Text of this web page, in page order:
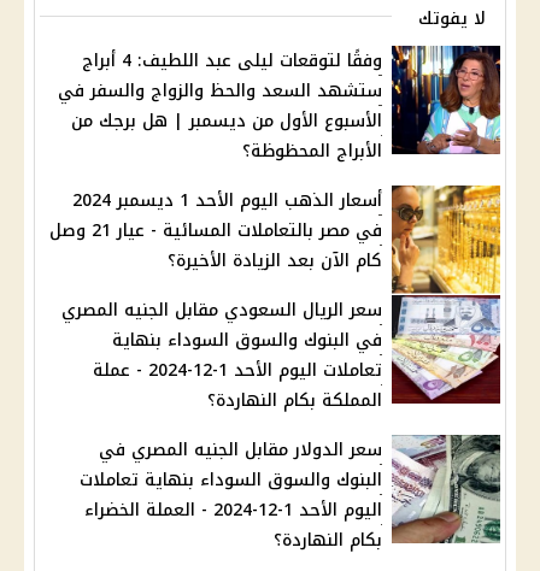
لا يفوتك
وفقًا لتوقعات ليلى عبد اللطيف: 4 أبراج
ستشهد السعد والحظ والزواج والسفر في
الأسبوع الأول من ديسمبر | هل برجك من
الأبراج المحظوظة؟
أسعار الذهب اليوم الأحد 1 ديسمبر 2024
في مصر بالتعاملات المسائية - عيار 21 وصل
كام الآن بعد الزيادة الأخيرة؟
سعر الريال السعودي مقابل الجنيه المصري
في البنوك والسوق السوداء بنهاية
تعاملات اليوم الأحد 1-12-2024 - عملة
المملكة بكام النهاردة؟
سعر الدولار مقابل الجنيه المصري في
البنوك والسوق السوداء بنهاية تعاملات
اليوم الأحد 1-12-2024 - العملة الخضراء
بكام النهاردة؟